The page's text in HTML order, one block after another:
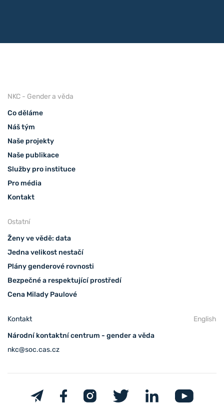
NKC - Gender a věda
Co děláme
Náš tým
Naše projekty
Naše publikace
Služby pro instituce
Pro média
Kontakt
Ostatní
Ženy ve vědě: data
Jedna velikost nestačí
Plány genderové rovnosti
Bezpečné a respektující prostředí
Cena Milady Paulové
Kontakt
English
Národní kontaktní centrum - gender a věda
nkc@soc.cas.cz